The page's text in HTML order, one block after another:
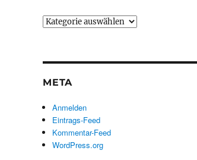
Beiträge
META
Anmelden
Eintrags-Feed
Kommentar-Feed
WordPress.org